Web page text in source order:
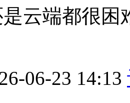
云端都很困
06-23 14:13